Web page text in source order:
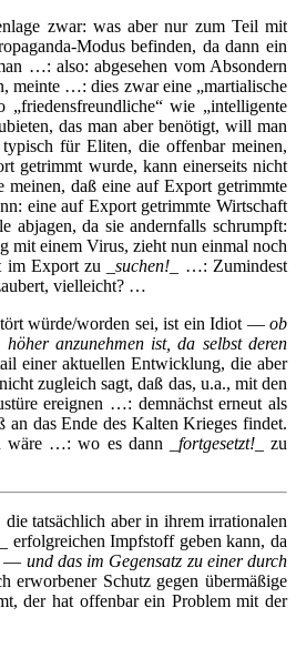
zwar: was aber nur zum Teil mit
Modus befinden, da dann ein
…: also: abgesehen vom Absondern
meinte …: dies zwar eine „martialische
„friedensfreundliche“ wie „intelligente
das man aber benötigt, will man
für Eliten, die offenbar meinen,
getrimmt wurde, kann einerseits nicht
daß eine auf Export getrimmte
eine auf Export getrimmte Wirtschaft
abjagen, da sie andernfalls schrumpft:
mit einem Virus, zieht nun einmal noch
im Export zu _suchen! _ …: Zumindest
vielleicht? …
würde/worden sei, ist ein Idiot —ob
anzunehmen ist, da selbst deren
aktuellen Entwicklung, die aber
zugleich sagt, daß das, u.a., mit den
ereignen …: demnächst erneut als
das Ende des Kalten Krieges findet.
wäre …: wo es dann _ fortgesetzt!_ zu
tatsächlich aber in ihrem irrationalen
_ erfolgreichen Impfstoff gebenkann, da
— und das im Gegensatz zu einer durch
erworbener Schutz gegen übermäßige
der hat offenbar ein Problem mit der